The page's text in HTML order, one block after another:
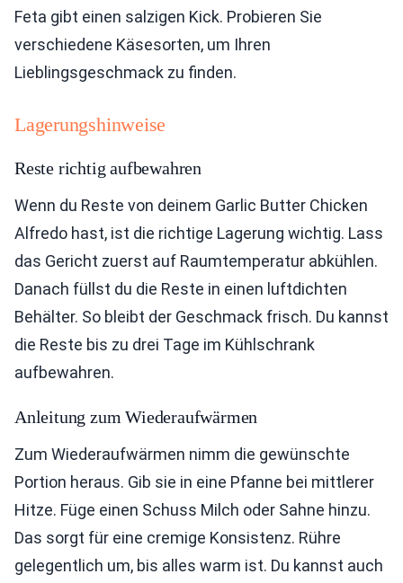
Feta gibt einen salzigen Kick. Probieren Sie
verschiedene Käsesorten, um Ihren
Lieblingsgeschmack zu finden.
Lagerungshinweise
Reste richtig aufbewahren
Wenn du Reste von deinem Garlic Butter Chicken
Alfredo hast, ist die richtige Lagerung wichtig. Lass
das Gericht zuerst auf Raumtemperatur abkühlen.
Danach füllst du die Reste in einen luftdichten
Behälter. So bleibt der Geschmack frisch. Du kannst
die Reste bis zu drei Tage im Kühlschrank
aufbewahren.
Anleitung zum Wiederaufwärmen
Zum Wiederaufwärmen nimm die gewünschte
Portion heraus. Gib sie in eine Pfanne bei mittlerer
Hitze. Füge einen Schuss Milch oder Sahne hinzu.
Das sorgt für eine cremige Konsistenz. Rühre
gelegentlich um, bis alles warm ist. Du kannst auch